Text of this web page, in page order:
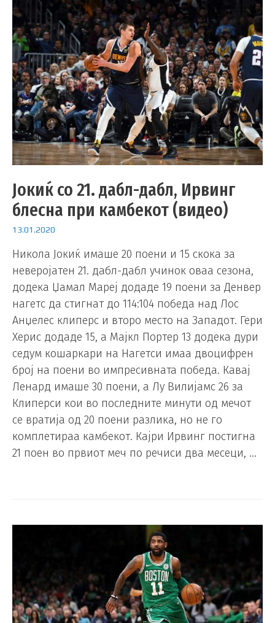
Јокиќ со 21. дабл-дабл, Ирвинг
блесна при камбекот (видео)
13.01.2020
Никола Јокиќ имаше 20 поени и 15 скока за
неверојатен 21. дабл-дабл учинок оваа сезона,
додека Џамал Мареј додаде 19 поени за Денвер
нагетс да стигнат до 114:104 победа над Лос
Анџелес клиперс и второ место на Западот. Гери
Херис додаде 15, а Мајкл Портер 13 додека дури
седум кошаркари на Нагетси имаа двоцифрен
број на поени во импресивната победа. Кавај
Ленард имаше 30 поени, а Лу Вилијамс 26 за
Клиперси кои во последните минути од мечот
се вратија од 20 поени разлика, но не го
комплетираа камбекот. Кајри Ирвинг постигна
21 поен во првиот меч по речиси два месеци, …